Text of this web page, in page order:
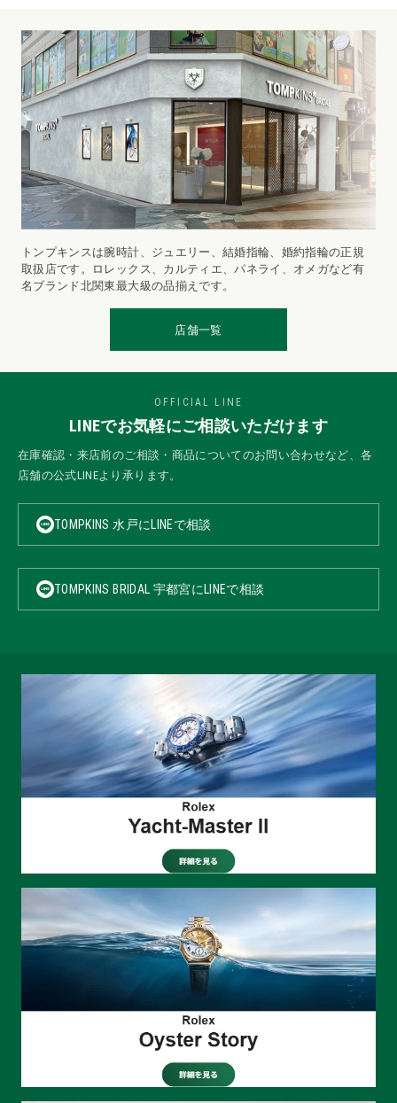
トンプキンスは腕時計、ジュエリー、結婚指輪、婚約指輪の正規
取扱店です。ロレックス、カルティエ、パネライ、オメガなど有
名ブランド北関東最大級の品揃えです。
店舗一覧
OFFICIAL LINE
LINEでお気軽にご相談いただけます
在庫確認・来店前のご相談・商品についてのお問い合わせなど、各
店舗の公式LINEより承ります。
TOMPKINS 水戸にLINEで相談
TOMPKINS BRIDAL 宇都宮にLINEで相談